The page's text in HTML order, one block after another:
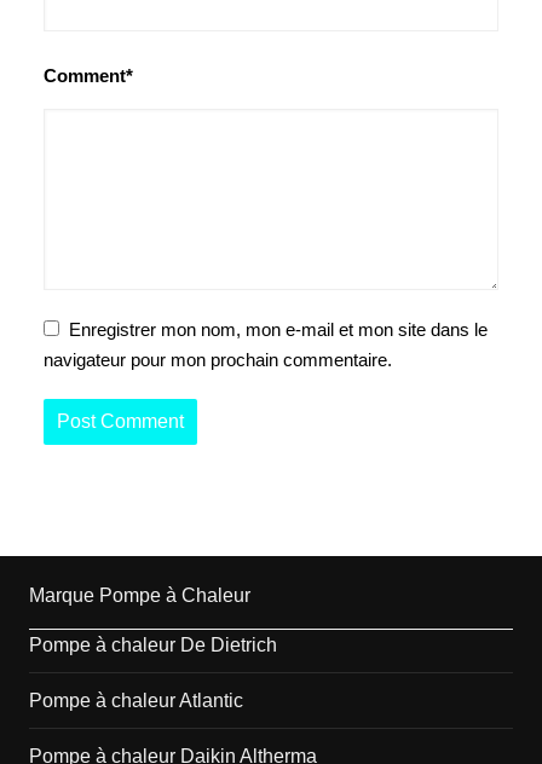
Comment*
Enregistrer mon nom, mon e-mail et mon site dans le
navigateur pour mon prochain commentaire.
Marque Pompe à Chaleur
Pompe à chaleur De Dietrich
Pompe à chaleur Atlantic
Pompe à chaleur Daikin Altherma